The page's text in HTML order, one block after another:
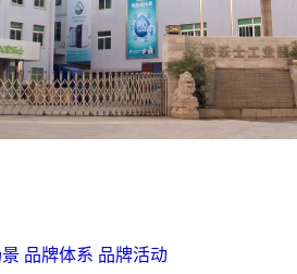
品牌体系 品牌活动